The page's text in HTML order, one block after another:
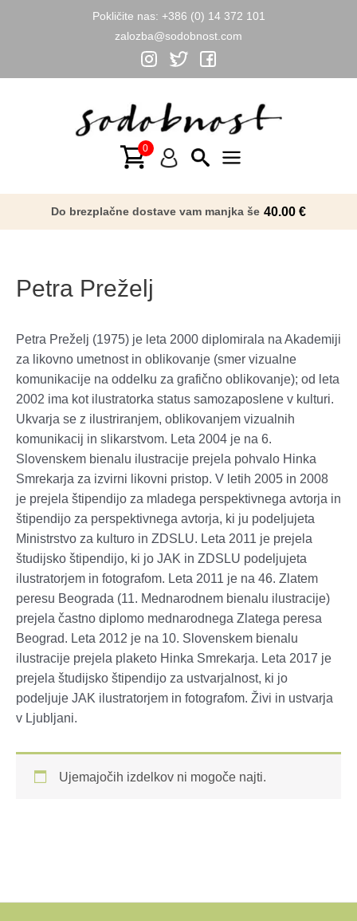
Pokličite nas: +386 (0) 14 372 101
zalozba@sodobnost.com
Menu
Do brezplačne dostave vam manjka še 40.00 €
Petra Preželj
Petra Preželj (1975) je leta 2000 diplomirala na Akademiji
za likovno umetnost in oblikovanje (smer vizualne
komunikacije na oddelku za grafično oblikovanje); od leta
2002 ima kot ilustratorka status samozaposlene v kulturi.
Ukvarja se z ilustriranjem, oblikovanjem vizualnih
komunikacij in slikarstvom. Leta 2004 je na 6.
Slovenskem bienalu ilustracije prejela pohvalo Hinka
Smrekarja za izvirni likovni pristop. V letih 2005 in 2008
je prejela štipendijo za mladega perspektivnega avtorja in
štipendijo za perspektivnega avtorja, ki ju podeljujeta
Ministrstvo za kulturo in ZDSLU. Leta 2011 je prejela
študijsko štipendijo, ki jo JAK in ZDSLU podeljujeta
ilustratorjem in fotografom. Leta 2011 je na 46. Zlatem
peresu Beograda (11. Mednarodnem bienalu ilustracije)
prejela častno diplomo mednarodnega Zlatega peresa
Beograd. Leta 2012 je na 10. Slovenskem bienalu
ilustracije prejela plaketo Hinka Smrekarja. Leta 2017 je
prejela študijsko štipendijo za ustvarjalnost, ki jo
podeljuje JAK ilustratorjem in fotografom. Živi in ustvarja
v Ljubljani.
Ujemajočih izdelkov ni mogoče najti.